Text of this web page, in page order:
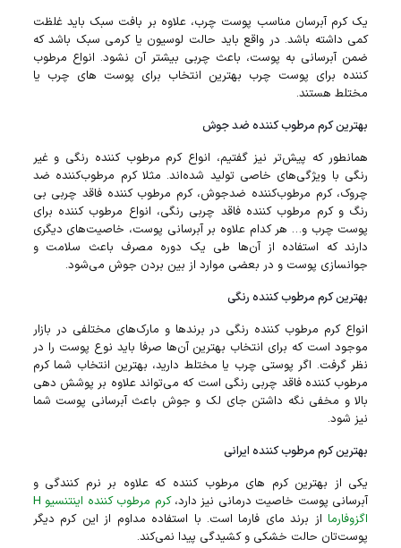
یک کرم آبرسان مناسب پوست چرب، علاوه بر بافت سبک باید غلظت
کمی داشته باشد. در واقع باید حالت لوسیون یا کرمی سبک باشد که
ضمن آبرسانی به پوست، باعث چربی بیشتر آن نشود. انواع مرطوب
کننده برای پوست چرب بهترین انتخاب برای پوست‌ های چرب یا
مختلط هستند.
بهترین کرم مرطوب‌ کننده ضد جوش
همانطور که پیش‌تر نیز گفتیم، انواع کرم مرطوب کننده رنگی و غیر
رنگی با ویژگی‌های خاصی تولید شده‌اند. مثلا کرم مرطوب‌کننده ضد
چروک، کرم مرطوب‌کننده ضدجوش، کرم‌ مرطوب‌ کننده فاقد چربی بی‌
رنگ و کرم مرطوب‌ کننده فاقد چربی رنگی، انواع مرطوب کننده برای
پوست چرب و… هر کدام علاوه بر آبرسانی پوست، خاصیت‌های دیگری
دارند که استفاده از آن‌ها طی یک دوره مصرف باعث سلامت و
جوانسازی پوست و در بعضی موارد از بین بردن جوش می‌شود.
بهترین کرم مرطوب‌ کننده رنگی
انواع کرم مرطوب کننده رنگی در برند‌ها و مارک‌های مختلفی در بازار
موجود است که برای انتخاب بهترین آن‌ها صرفا باید نوع پوست را در
نظر گرفت. اگر پوستی چرب یا مختلط دارید، بهترین انتخاب شما کرم
مرطوب کننده فاقد چربی رنگی است که می‌تواند علاوه بر پوشش دهی
بالا و مخفی نگه داشتن جای لک و جوش باعث آبرسانی پوست شما
نیز شود.
بهترین کرم مرطوب‌ کننده ایرانی
یکی از بهترین کرم‌ های مرطوب‌ کننده که علاوه بر نرم کنندگی و
آبرسانی پوست خاصیت درمانی نیز دارد،
کرم مرطوب کننده اینتنسیو H
اگزوفارمااز برند مای فارما است. با استفاده مداوم از این کرم دیگر
پوست‌تان حالت خشکی و کشیدگی پیدا نمی‌کند.